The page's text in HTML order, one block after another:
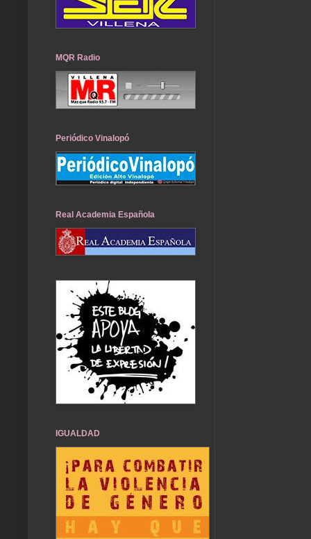
MQR Radio
Periódico Vinalopó
Real Academia Española
IGUALDAD